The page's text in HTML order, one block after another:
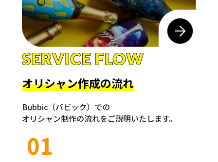
オリシャン作成の流れ
Bubbic（バビック）での
オリシャン制作の流れをご説明いたします。
01